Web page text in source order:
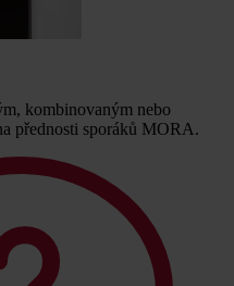
kombinovaným nebo
přednosti sporáků MORA.